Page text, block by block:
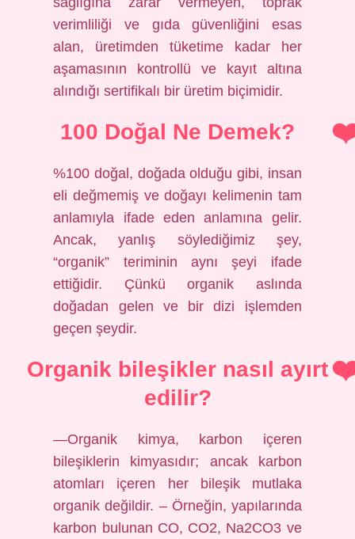
verimliliği ve gıda güvenliğini esas
alan, üretimden tüketime kadar her
aşamasının kontrollü ve kayıt altına
alındığı sertifikalı bir üretim biçimidir.
100 Doğal Ne Demek?
%100 doğal, doğada olduğu gibi, insan
eli değmemiş ve doğayı kelimenin tam
anlamıyla ifade eden anlamına gelir.
Ancak, yanlış söylediğimiz şey,
“organik” teriminin aynı şeyi ifade
ettiğidir. Çünkü organik aslında
doğadan gelen ve bir dizi işlemden
geçen şeydir.
Organik bileşikler nasıl ayırt
edilir?
—Organik kimya, karbon içeren
bileşiklerin kimyasıdır; ancak karbon
atomları içeren her bileşik mutlaka
organik değildir. – Örneğin, yapılarında
karbon bulunan CO, CO2, Na2CO3 ve